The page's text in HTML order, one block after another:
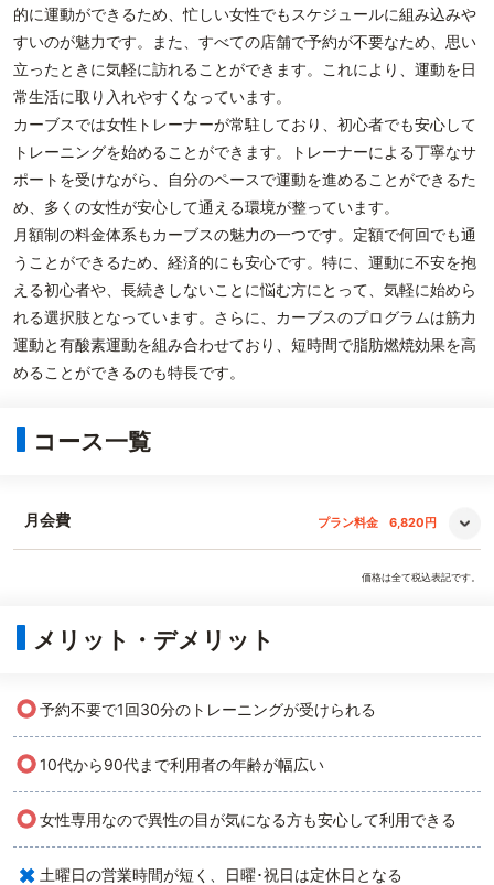
的に運動ができるため、忙しい女性でもスケジュールに組み込みや
すいのが魅力です。また、すべての店舗で予約が不要なため、思い
立ったときに気軽に訪れることができます。これにより、運動を日
常生活に取り入れやすくなっています。
カーブスでは女性トレーナーが常駐しており、初心者でも安心して
トレーニングを始めることができます。トレーナーによる丁寧なサ
ポートを受けながら、自分のペースで運動を進めることができるた
め、多くの女性が安心して通える環境が整っています。
月額制の料金体系もカーブスの魅力の一つです。定額で何回でも通
うことができるため、経済的にも安心です。特に、運動に不安を抱
える初心者や、長続きしないことに悩む方にとって、気軽に始めら
れる選択肢となっています。さらに、カーブスのプログラムは筋力
運動と有酸素運動を組み合わせており、短時間で脂肪燃焼効果を高
めることができるのも特長です。
コース一覧
月会費 プラン料金 6,820円
価格は全て税込表記です。
メリット・デメリット
○予約不要で1回30分のトレーニングが受けられる
○10代から90代まで利用者の年齢が幅広い
○女性専用なので異性の目が気になる方も安心して利用できる
× 土曜日の営業時間が短く、日曜･祝日は定休日となる